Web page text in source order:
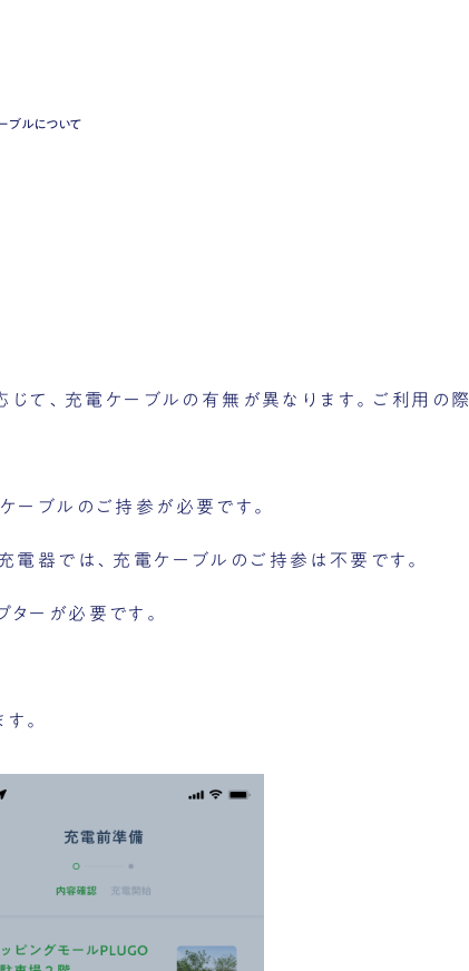
ブルについて
て、充電ケーブルの有無が異なります。ご利用の
ーブルのご持参が必要です。
電器では、充電ケーブルのご持参は不要です。
ーが必要です。
。